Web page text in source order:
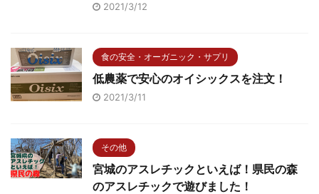
2021/3/12
食の安全・オーガニック・サプリ
低農薬で安心のオイシックスを注文！
2021/3/11
その他
宮城のアスレチックといえば！県民の森
のアスレチックで遊びました！